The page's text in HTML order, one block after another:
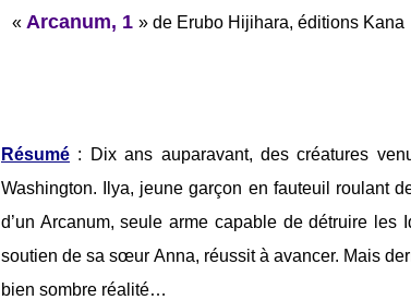
« Arcanum, 1 » de Erubo Hijihara, éditions Kana
Résumé : Dix ans auparavant, des créatures
Washington. Ilya, jeune garçon en fauteuil roulant
d’un Arcanum, seule arme capable de détruire les
soutien de sa sœur Anna, réussit à avancer. Mais
bien sombre réalité…